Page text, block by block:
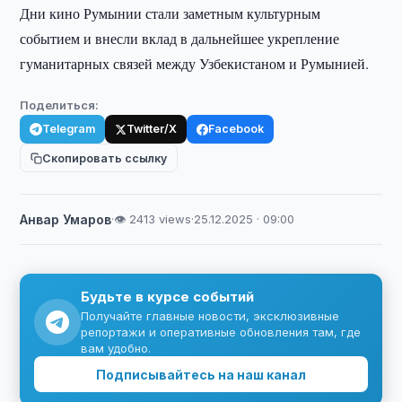
Дни кино Румынии стали заметным культурным
событием и внесли вклад в дальнейшее укрепление
гуманитарных связей между Узбекистаном и Румынией.
Поделиться:
Telegram Twitter/X Facebook
Скопировать ссылку
Анвар Умаров·👁 2413 views·25.12.2025 · 09:00
Будьте в курсе событий
Получайте главные новости, эксклюзивные
репортажи и оперативные обновления там, где
вам удобно.
Подписывайтесь на наш канал